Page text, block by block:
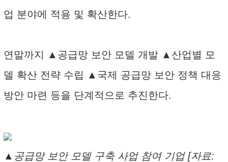
업 분야에 적용 및 확산한다.
연말까지 ▲공급망 보안 모델 개발 ▲산업별 모
델 확산 전략 수립 ▲국제 공급망 보안 정책 대응
방안 마련 등을 단계적으로 추진한다.
▲공급망 보안 모델 구축 사업 참여 기업 [자료: